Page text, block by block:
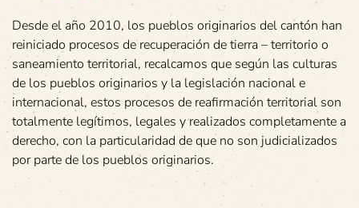
Desde el año 2010, los pueblos originarios del cantón han
reiniciado procesos de recuperación de tierra – territorio o
saneamiento territorial, recalcamos que según las culturas
de los pueblos originarios y la legislación nacional e
internacional, estos procesos de reafirmación territorial son
totalmente legítimos, legales y realizados completamente a
derecho, con la particularidad de que no son judicializados
por parte de los pueblos originarios.